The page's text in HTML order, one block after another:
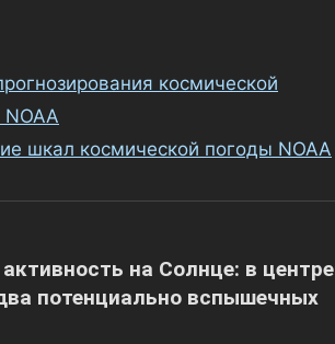
космической
шкал космической погоды NOAA
на Солнце: в центре
потенциально вспышечных